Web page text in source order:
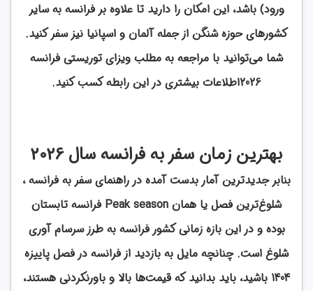
ورود) باشد، این امکان را دارید تا علاوه بر فرانسه به سایر
کشورهای حوزه شنگن از جمله آلمان و اسپانیا نیز سفر کنید.
شما می‌توانید با مراجعه به مطلب ویزای توریستی فرانسه
2026اطلاعات بیشتری در این رابطه کسب کنید.
بهترین زمان سفر به فرانسه سال 2026
بنابر جدیدترین آمار بدست آمده در راهنمای سفر به فرانسه ،
شلوغ‌ترین فصل یا همان Peak season فرانسه تابستان
بوده و در این بازه زمانی کشور فرانسه به طرز سرسام آوری
شلوغ است. چنانچه مایل به بازدید از فرانسه در فصل پاییزه
1404 باشید، باید بدانید که قیمت‌ها بالا و باورنکردنی هستند،